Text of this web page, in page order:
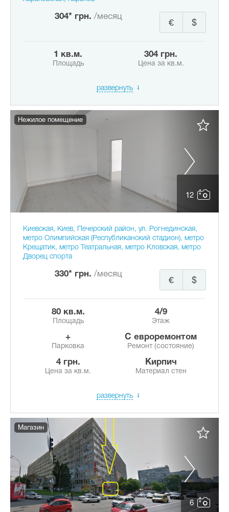
304* грн. /месяц
$
€
1 кв.м.
Площадь
304 грн.
Цена за кв.м.
развернуть
12
Нежилое помещение
Киевская, Киев, Печерский район, ул. Рогнединская,
метро Олимпийская (Республиканский стадион), метро
Крещатик, метро Театральная, метро Кловская, метро
Дворец спорта
330* грн. /месяц
$
€
80 кв.м.
Площадь
4/9
Этаж
+
Парковка
с евроремонтом
Ремонт (состояние)
4 грн.
Цена за кв.м.
Кирпич
Материал стен
развернуть
6
Магазин